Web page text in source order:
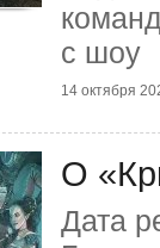
с шоу
14 октября
О
Дата